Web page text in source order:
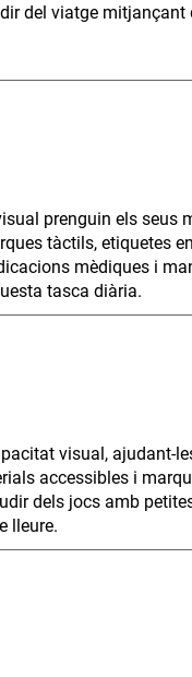
del viatge mitjançant
prenguin els seus
tàctils, etiquetes
mèdiques i
tasca diària.
visual, ajudant-
accessibles i
dels jocs amb
lleure.